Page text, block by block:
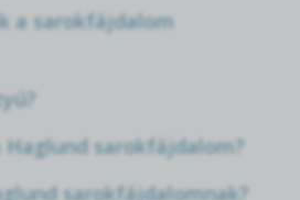
a sarokfájdalom
sarokfájdalom?
sarokfájdalomnak?